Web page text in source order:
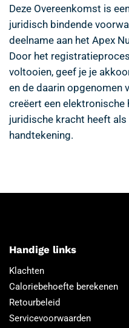
Deze Overeenkomst is
juridisch bindende
deelname aan het Apex
Door het
voltooien, geef je je
en de daarin opgenomen
creëert een
juridische kracht heeft
handtekening.
Handige links
Klachten
Caloriebehoefte berekenen
Retourbeleid
Servicevoorwaarden